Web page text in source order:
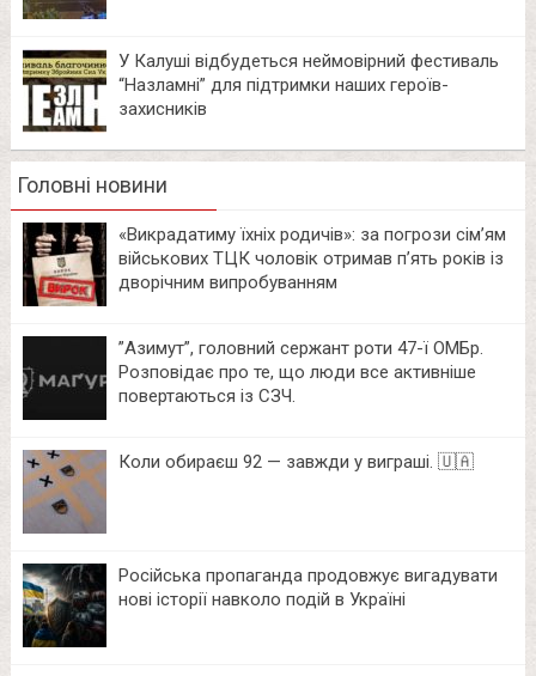
У Калуші відбудеться неймовірний фестиваль
“Назламні” для підтримки наших героїв-
захисників
Головні новини
«Викрадатиму їхніх родичів»: за погрози сім’ям
військових ТЦК чоловік отримав п’ять років із
дворічним випробуванням
⁨”Азимут”, головний сержант роти 47-ї ОМБр.
Розповідає про те, що люди все активніше
повертаються із СЗЧ.
Коли обираєш 92 — завжди у виграші. 🇺🇦
Російська пропаганда продовжує вигадувати
нові історії навколо подій в Україні